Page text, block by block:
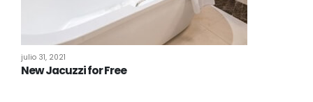
julio 31, 2021
New Jacuzzi for Free